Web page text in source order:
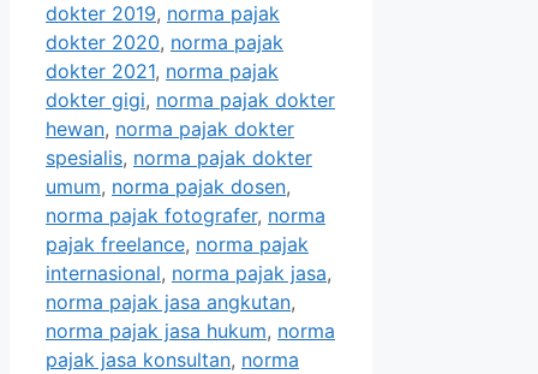
dokter 2019, norma pajak
dokter 2020, norma pajak
dokter 2021, norma pajak
dokter gigi, norma pajak dokter
hewan, norma pajak dokter
spesialis, norma pajak dokter
umum, norma pajak dosen,
norma pajak fotografer, norma
pajak freelance, norma pajak
internasional, norma pajak jasa,
norma pajak jasa angkutan,
norma pajak jasa hukum, norma
pajak jasa konsultan, norma